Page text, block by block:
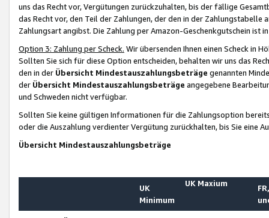
uns das Recht vor, Vergütungen zurückzuhalten, bis der fällige
das Recht vor, den Teil der Zahlungen, der den in der
Zahlungsart angibst. Die Zahlung per Amazon-Geschenkgutschein ist
Option 3: Zahlung per Scheck. Wir übersenden Ihnen einen Scheck in
Sollten Sie sich für diese Option entscheiden, behalten wir uns das
den in der Übersicht Mindestauszahlungsbeträge genannten
der Übersicht Mindestauszahlungsbeträge angegebene
und Schweden nicht verfügbar.
Sollten Sie keine gültigen Informationen für die Zahlungsoption
oder die Auszahlung verdienter Vergütung zurückhalten, bis Sie
Übersicht Mindestauszahlungsbeträge
UK
Minimum
UK Maxium